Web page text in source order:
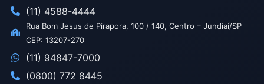
(11) 4588-4444
Rua Bom Jesus de Pirapora, 100 / 140, Centro – Jundiaí/SP
CEP: 13207-270
(11) 94847-7000
(0800) 772 8445